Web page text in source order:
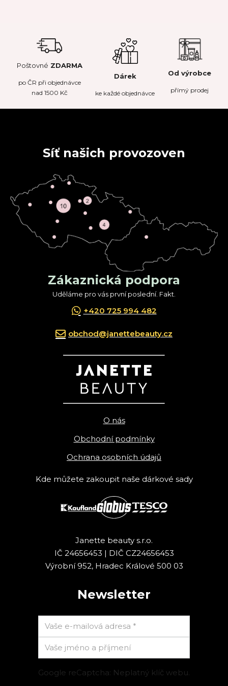
Poštovné ZDARMA
poČR při objednávce
nad 1500 Kč
Dárek
ke každé objednávce
Od výrobce
přímý prodej
Síť našich provozoven
Zákaznická podpora
Uděláme pro vás první poslední. Fakt.
+420 725 994 482
obchod@janettebeauty.cz
O nás
Obchodní podmínky
Ochrana osobních údajů
Kde můžete zakoupit naše dárkové sady
Janette beauty s.r.o.
IČ 24656453 | DIČ CZ24656453
Výrobní 952, Hradec Králové 500 03
Newsletter
Google reCaptcha: Neplatný klíč webu.